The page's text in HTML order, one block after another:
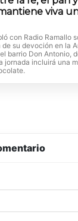
viva
con Radio Ramallo
su devoción en la
barrio Don Antonio,
jornada incluirá una